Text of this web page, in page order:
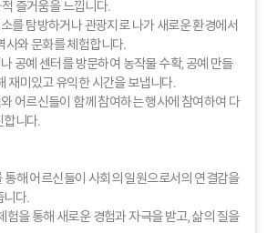
즐거움을 느낍니다.
를 탐방하거나 관광지로 나가 새로운 환경에서
사와 문화를 체험합니다.
공예 센터를 방문하여 농작물 수확, 공예 만들
재미있고 유익한 시간을 보냅니다.
어르신들이 함께 참여하는 행사에 참여하여 다
합니다.
해 어르신들이 사회의 일원으로서의 연결감을
니다.
을 통해 새로운 경험과 자극을 받고, 삶의 질을